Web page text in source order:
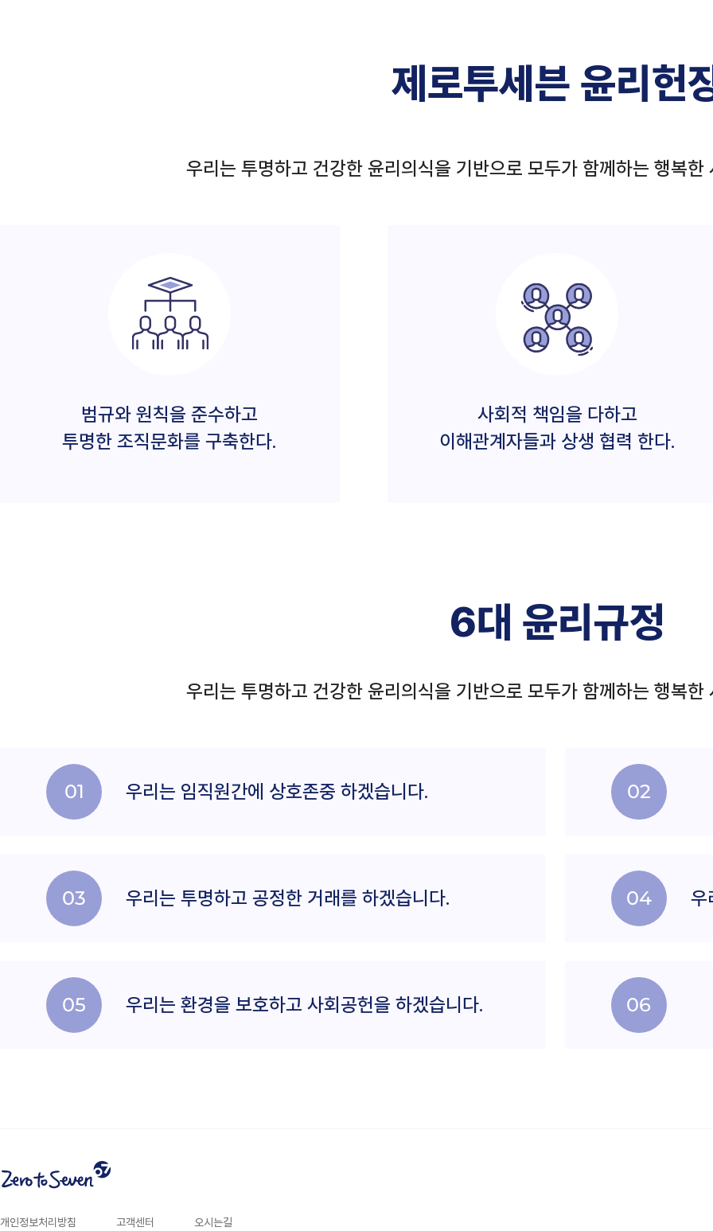
제로투세븐 윤리헌
우리는 투명하고 건강한 윤리의식을 기반으로 모두가 함께하는 행복
범규와 원칙을 준수하고
투명한 조직문화를 구축한다.
사회적 책임을 다하고
이해관계자들과 상생 협력 한다.
6대 윤리규정
우리는 투명하고 건강한 윤리의식을 기반으로 모두가 함께하는 행복
01 우리는 임직원간에 상호존중 하겠습니다. 02
03 우리는 투명하고 공정한 거래를 하겠습니다. 04 우
05 우리는 환경을 보호하고 사회공헌을 하겠습니다. 06
개인정보처리방침 고객센터 오시는길